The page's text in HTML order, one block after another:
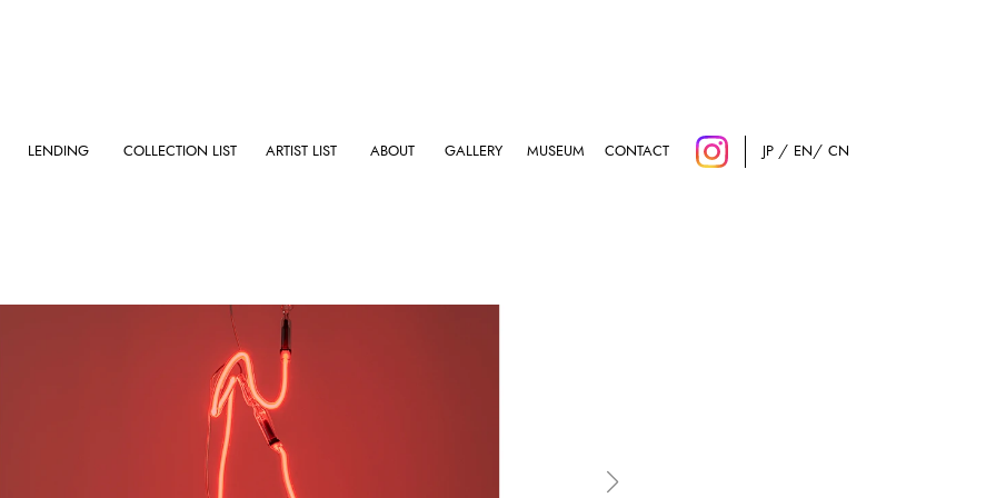
LENDING COLLECTION LIST ARTIST LIST ABOUT GALLERY MUSEUM CONTACT JP EN CN